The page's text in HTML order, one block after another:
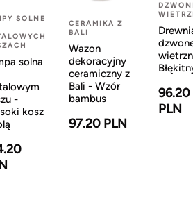
SOLNE
solna
-
kosz
CERAMIKA Z
BALI
Wazon
dekoracyjny
ceramiczny z
Bali - Wzór
bambus
97.20 PLN
96.20
PLN